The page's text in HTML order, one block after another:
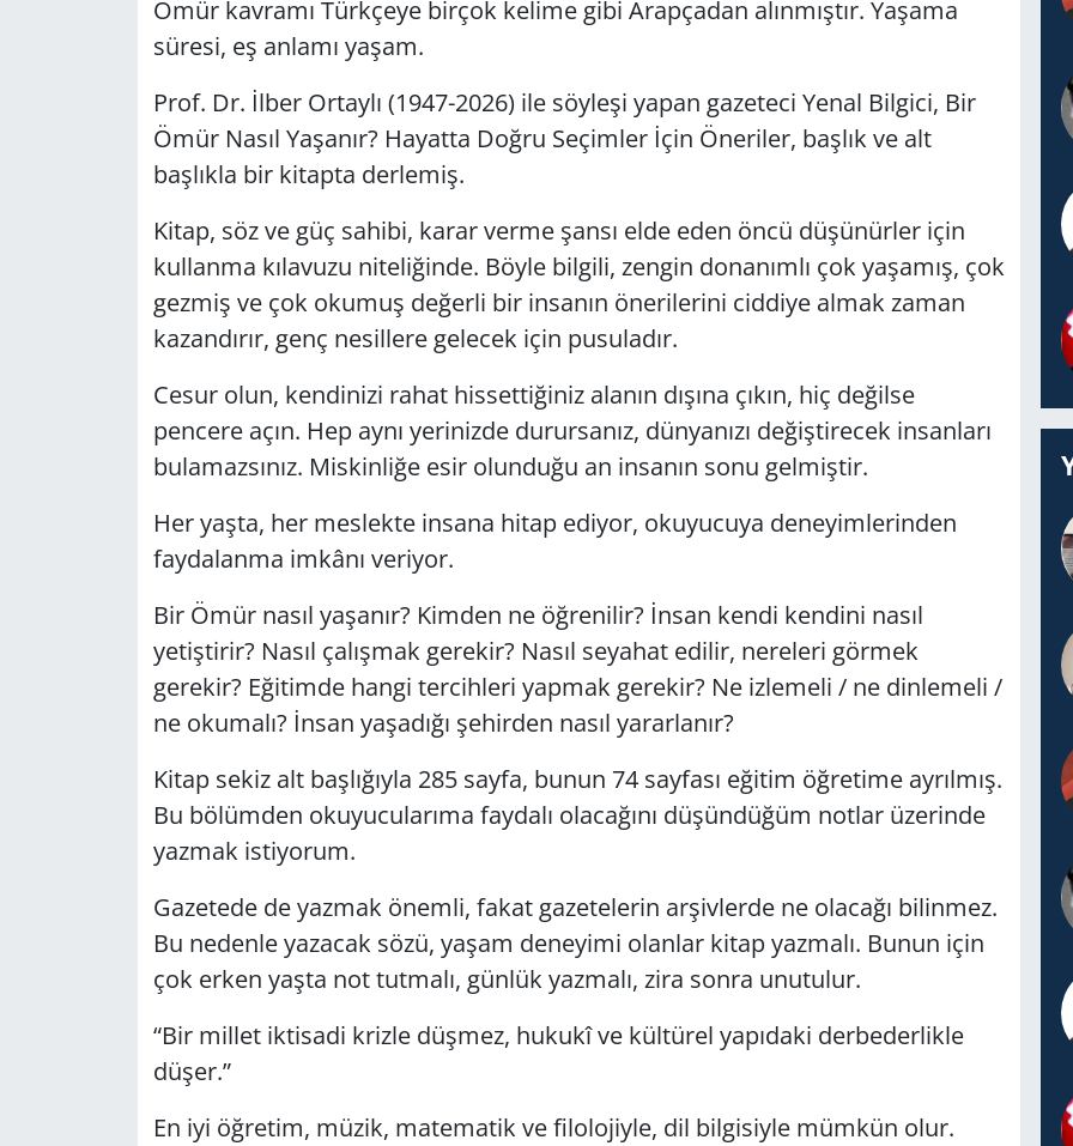
Ömür kavramı Türkçeye birçok kelime gibi Arapçadan alınmıştır. Yaşama
süresi, eş anlamı yaşam.
Prof. Dr. İlber Ortaylı (1947-2026) ile söyleşi yapan gazeteci Yenal Bilgici, Bir
Ömür Nasıl Yaşanır? Hayatta Doğru Seçimler İçin Öneriler, başlık ve alt
başlıkla bir kitapta derlemiş.
Kitap, söz ve güç sahibi, karar verme şansı elde eden öncü düşünürler için
kullanma kılavuzu niteliğinde. Böyle bilgili, zengin donanımlı çok yaşamış, çok
gezmiş ve çok okumuş değerli bir insanın önerilerini ciddiye almak zaman
kazandırır, genç nesillere gelecek için pusuladır.
Cesur olun, kendinizi rahat hissettiğiniz alanın dışına çıkın, hiç değilse
pencere açın. Hep aynı yerinizde durursanız, dünyanızı değiştirecek insanları
bulamazsınız. Miskinliğe esir olunduğu an insanın sonu gelmiştir.
Her yaşta, her meslekte insana hitap ediyor, okuyucuya deneyimlerinden
faydalanma imkânı veriyor.
Bir Ömür nasıl yaşanır? Kimden ne öğrenilir? İnsan kendi kendini nasıl
yetiştirir? Nasıl çalışmak gerekir? Nasıl seyahat edilir, nereleri görmek
gerekir? Eğitimde hangi tercihleri yapmak gerekir? Ne izlemeli / ne dinlemeli /
ne okumalı? İnsan yaşadığı şehirden nasıl yararlanır?
Kitap sekiz alt başlığıyla 285 sayfa, bunun 74 sayfası eğitim öğretime ayrılmış.
Bu bölümden okuyucularıma faydalı olacağını düşündüğüm notlar üzerinde
yazmak istiyorum.
Gazetede de yazmak önemli, fakat gazetelerin arşivlerde ne olacağı bilinmez.
Bu nedenle yazacak sözü, yaşam deneyimi olanlar kitap yazmalı. Bunun için
çok erken yaşta not tutmalı, günlük yazmalı, zira sonra unutulur.
“Bir millet iktisadi krizle düşmez, hukukî ve kültürel yapıdaki derbederlikle
düşer.”
En iyi öğretim, müzik, matematik ve filolojiyle, dil bilgisiyle mümkün olur.
GÜNDEM
HABERDE İNSAN
KÜLTÜR SANAT
MAGAZİN
RESMİ İLANLAR